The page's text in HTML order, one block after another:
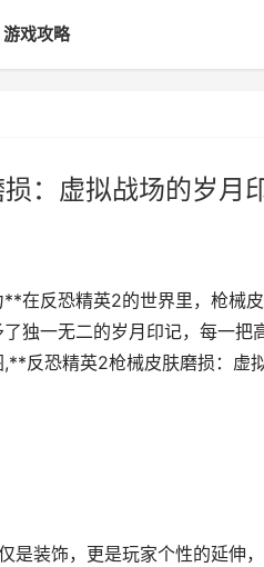
游戏攻略
：虚拟战场的岁月
在反恐精英2的世界里，枪械
独一无二的岁月印记，每一
反恐精英2枪械皮肤磨损：虚
是装饰，更是玩家个性的延伸